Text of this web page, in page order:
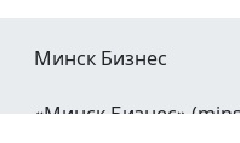
Минск Бизнес
«Минск Бизнес»